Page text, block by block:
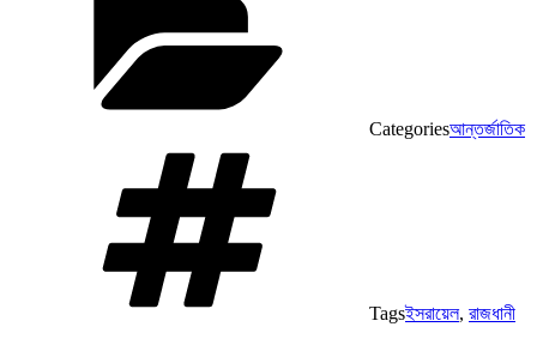
Categoriesআন্তর্জাতিক
Tagsইসরায়েল, রাজধানী